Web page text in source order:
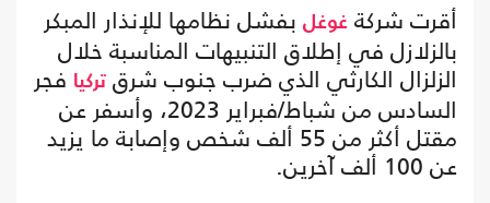
أقرت شركة غوغل بفشل نظامها للإنذار المبكر
بالزلازل في إطلاق التنبيهات المناسبة خلال
الزلزال الكارثي الذي ضرب جنوب شرق تركيا فجر
السادس من شباط/فبراير 2023، وأسفر عن
مقتل أكثر من 55 ألف شخص وإصابة ما يزيد
عن 100 ألف آخرين.